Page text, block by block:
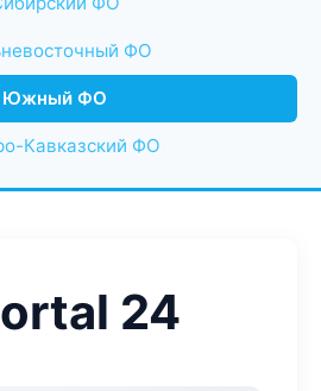
ФО
Южный ФО
Кавказский ФО
24